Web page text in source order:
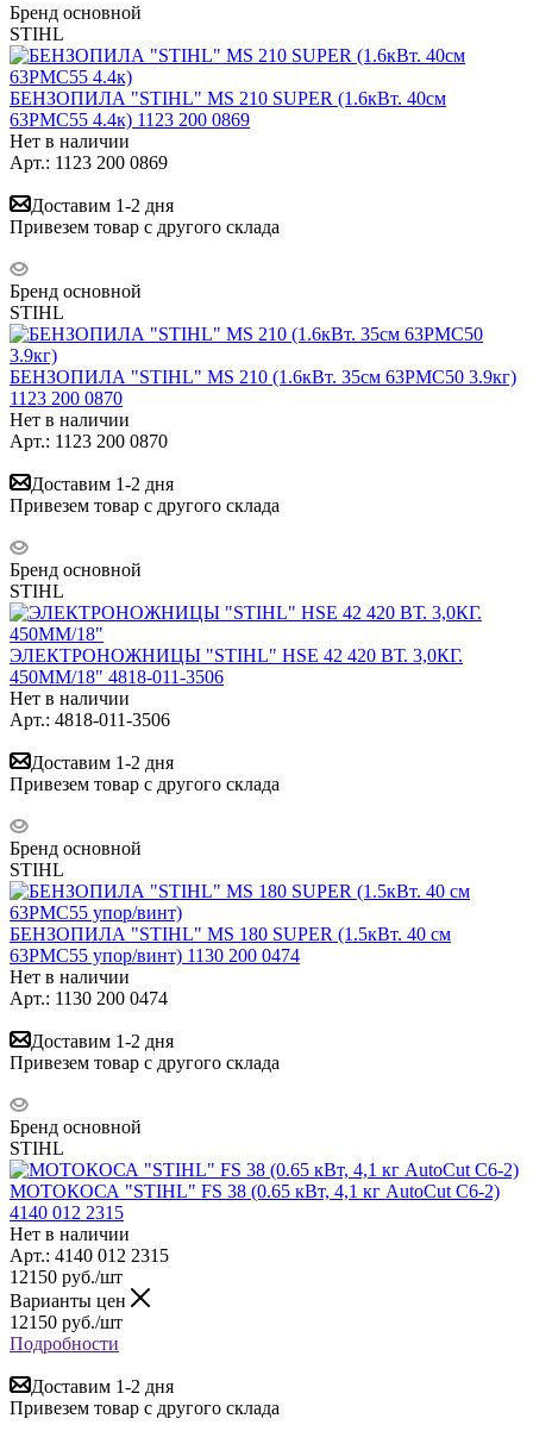
Бренд основной
STIHL
БЕНЗОПИЛА "STIHL" MS 210 SUPER (1.6кВт. 40см
63РМС55 4.4к) 1123 200 0869
Нет в наличии
Арт.: 1123 200 0869
Доставим 1-2 дня
Привезем товар с другого склада
Бренд основной
STIHL
БЕНЗОПИЛА "STIHL" MS 210 (1.6кВт. 35см 63РМС50 3.9кг)
1123 200 0870
Нет в наличии
Арт.: 1123 200 0870
Доставим 1-2 дня
Привезем товар с другого склада
Бренд основной
STIHL
ЭЛЕКТРОНОЖНИЦЫ "STIHL" HSE 42 420 ВТ. 3,0КГ.
450MM/18" 4818-011-3506
Нет в наличии
Арт.: 4818-011-3506
Доставим 1-2 дня
Привезем товар с другого склада
Бренд основной
STIHL
БЕНЗОПИЛА "STIHL" MS 180 SUPER (1.5кВт. 40 см
63РМС55 упор/винт) 1130 200 0474
Нет в наличии
Арт.: 1130 200 0474
Доставим 1-2 дня
Привезем товар с другого склада
Бренд основной
STIHL
МОТОКОСА "STIHL" FS 38 (0.65 кВт, 4,1 кг AutoCut C6-2)
4140 012 2315
Нет в наличии
Арт.: 4140 012 2315
12150 руб./шт
Варианты цен
12150 руб./шт
Подробности
Доставим 1-2 дня
Привезем товар с другого склада